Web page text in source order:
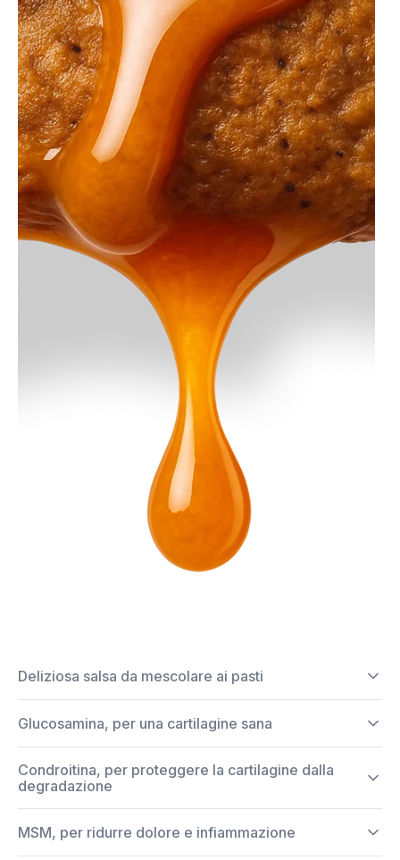
Deliziosa salsa da mescolare ai pasti
Glucosamina, per una cartilagine sana
Condroitina, per proteggere la cartilagine dalla
degradazione
MSM, per ridurre dolore e infiammazione